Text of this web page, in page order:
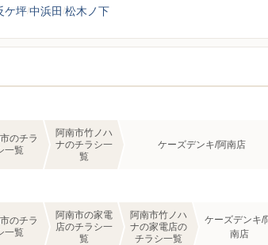
ケ坪中浜田 松木ノ下
のチラ
一覧
阿南市竹ノハ
ナのチラシ一
覧
ケーズデンキ/阿南店
のチラ
一覧
阿南市の家電
店のチラシ一
覧
阿南市竹ノハ
ナの家電店の
チラシ一覧
ケーズデンキ/
南店